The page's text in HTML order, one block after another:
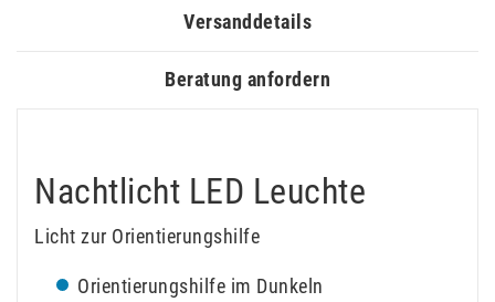
Versanddetails
Beratung anfordern
Nachtlicht LED Leuchte
Licht zur Orientierungshilfe
Orientierungshilfe im Dunkeln